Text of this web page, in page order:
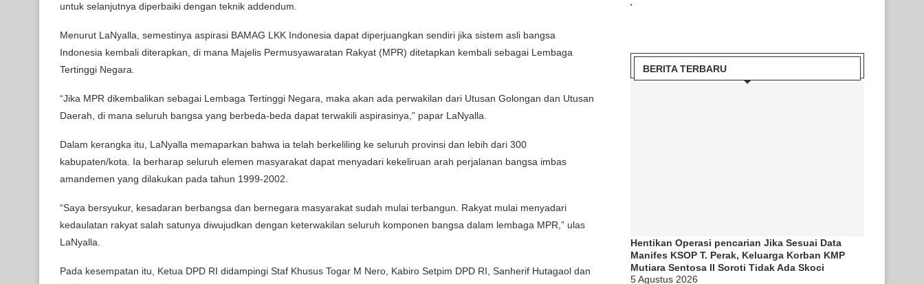
untuk selanjutnya diperbaiki dengan teknik addendum.
Menurut LaNyalla, semestinya aspirasi BAMAG LKK Indonesia dapat diperjuangkan sendiri jika sistem asli bangsa
Indonesia kembali diterapkan, di mana Majelis Permusyawaratan Rakyat (MPR) ditetapkan kembali sebagai Lembaga
Tertinggi Negara.
“Jika MPR dikembalikan sebagai Lembaga Tertinggi Negara, maka akan ada perwakilan dari Utusan Golongan dan Utusan
Daerah, di mana seluruh bangsa yang berbeda-beda dapat terwakili aspirasinya,” papar LaNyalla.
Dalam kerangka itu, LaNyalla memaparkan bahwa ia telah berkeliling ke seluruh provinsi dan lebih dari 300
kabupaten/kota. Ia berharap seluruh elemen masyarakat dapat menyadari kekeliruan arah perjalanan bangsa imbas
amandemen yang dilakukan pada tahun 1999-2002.
“Saya bersyukur, kesadaran berbangsa dan bernegara masyarakat sudah mulai terbangun. Rakyat mulai menyadari
kedaulatan rakyat salah satunya diwujudkan dengan keterwakilan seluruh komponen bangsa dalam lembaga MPR,” ulas
LaNyalla.
Pada kesempatan itu, Ketua DPD RI didampingi Staf Khusus Togar M Nero, Kabiro Setpim DPD RI, Sanherif Hutagaol dan
BERITA TERBARU
Hentikan Operasi pencarian Jika Sesuai Data
Manifes KSOP T. Perak, Keluarga Korban KMP
Mutiara Sentosa II Soroti Tidak Ada Skoci
5 Agustus 2026